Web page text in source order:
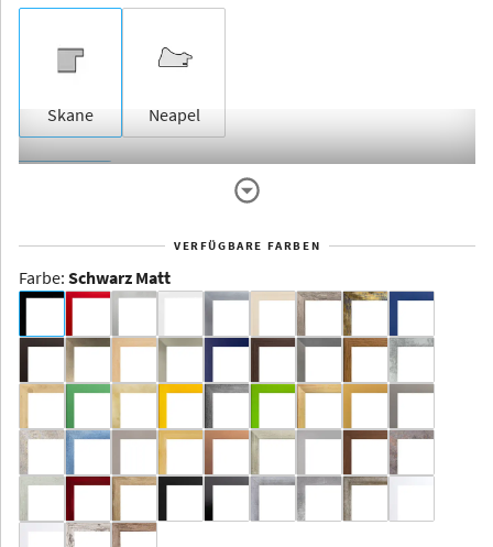
Skane Neapel
Rahmenloser
Bildhalter
VERFÜGBARE FARBEN
Farbe: Schwarz Matt